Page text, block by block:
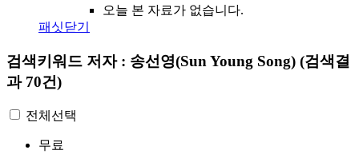
오늘 본 자료가 없습니다.
패싯닫기
검색키워드 저자 : 송선영(Sun Young Song) (검색결
과 70건)
전체선택
무료